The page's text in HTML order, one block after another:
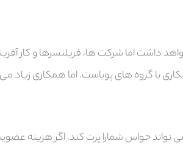
داشت اما شرکت ها، فریلنسرها و کار
با گروه های پویاست. اما همکاری زیاد می
حواس شمارا پرت کند. اگر هزینه